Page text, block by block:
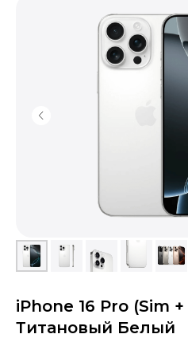
iPhone 16 Pro (Sim
Титановый Белый
Проложить маршрут
Барнаул, проспект
(Вход со стороны Ленина)